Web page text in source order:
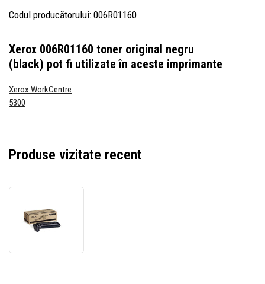
Codul producătorului: 006R01160
Xerox 006R01160 toner original negru
(black) pot fi utilizate în aceste imprimante
Xerox WorkCentre
5300
Produse vizitate recent
negru